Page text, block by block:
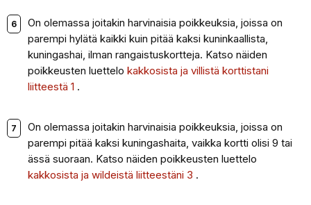
On olemassa joitakin harvinaisia poikkeuksia, joissa on
parempi hylätä kaikki kuin pitää kaksi kuninkaallista,
kuningashai, ilman rangaistuskortteja. Katso näiden
poikkeusten luettelo kakkosista ja villistä korttistani
liitteestä 1 .
On olemassa joitakin harvinaisia poikkeuksia, joissa on
parempi pitää kaksi kuningashaita, vaikka kortti olisi 9 tai
ässä suoraan. Katso näiden poikkeusten luettelo
kakkosista ja wildeistä liitteestäni 3 .